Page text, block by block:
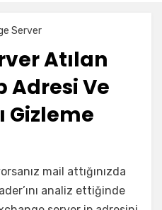
Server
Atılan
Adresi Ve
Gizleme
mail attığınızda
analiz ettiğinde